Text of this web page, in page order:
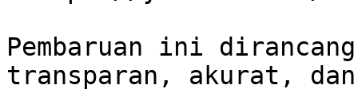
Pembaruan ini
transparan, akurat, dan